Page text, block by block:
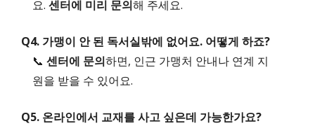
요. 센터에 미리 문의해 주세요.
Q4. 가맹이 안 된 독서실밖에 없어요. 어떻게 하죠?
📞 센터에 문의하면, 인근 가맹처 안내나 연계 지
원을 받을 수 있어요.
Q5. 온라인에서 교재를 사고 싶은데 가능한가요?